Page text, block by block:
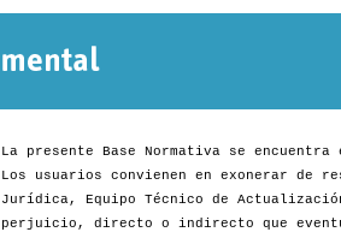
La presente Base Normativa se
Los usuarios convienen en exonerar de
Jurídica, Equipo Técnico de
perjuicio, directo o indirecto que